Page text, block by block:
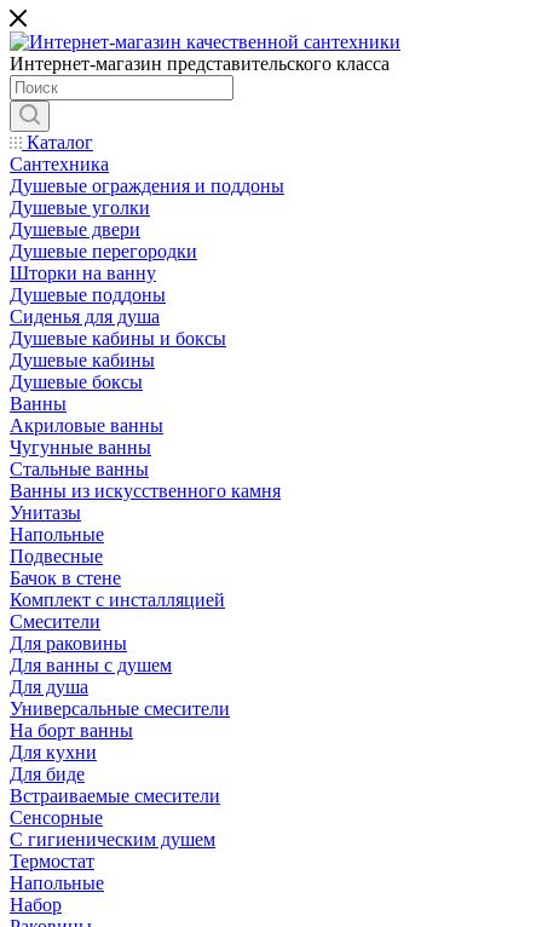
Интернет-магазин представительского класса
Каталог
Сантехника
Душевые ограждения и поддоны
Душевые уголки
Душевые двери
Душевые перегородки
Шторки на ванну
Душевые поддоны
Сиденья для душа
Душевые кабины и боксы
Душевые кабины
Душевые боксы
Ванны
Акриловые ванны
Чугунные ванны
Стальные ванны
Ванны из искусственного камня
Унитазы
Напольные
Подвесные
Бачок в стене
Комплект с инсталляцией
Смесители
Для раковины
Для ванны с душем
Для душа
Универсальные смесители
На борт ванны
Для кухни
Для биде
Встраиваемые смесители
Сенсорные
С гигиеническим душем
Термостат
Напольные
Набор